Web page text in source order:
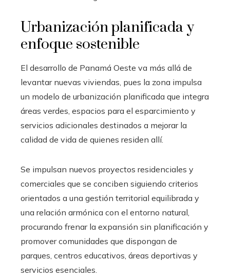
Urbanización planificada y
enfoque sostenible
El desarrollo de Panamá Oeste va más allá de
levantar nuevas viviendas, pues la zona impulsa
un modelo de urbanización planificada que integra
áreas verdes, espacios para el esparcimiento y
servicios adicionales destinados a mejorar la
calidad de vida de quienes residen allí.
Se impulsan nuevos proyectos residenciales y
comerciales que se conciben siguiendo criterios
orientados a una gestión territorial equilibrada y
una relación armónica con el entorno natural,
procurando frenar la expansión sin planificación y
promover comunidades que dispongan de
parques, centros educativos, áreas deportivas y
servicios esenciales.